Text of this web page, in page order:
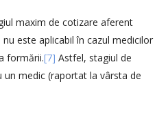
maxim de cotizare aferent
este aplicabil în cazul medicilor
formării.[7] Astfel, stagiul de
medic (raportat la vârsta de